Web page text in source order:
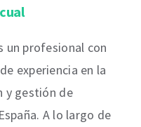
un profesional con
experiencia en la
y gestión de
A lo largo de